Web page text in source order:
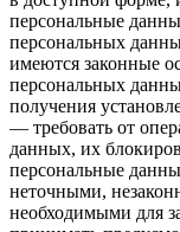
персональные
персональных
имеются законные
персональных
получения
— требовать от
данных, их
персональные
неточными,
необходимыми для